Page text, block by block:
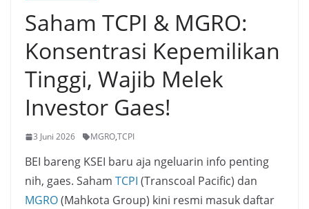
Saham TCPI & MGRO:
Konsentrasi Kepemilikan
Tinggi, Wajib Melek
Investor Gaes!
3 Juni 2026 MGRO,TCPI
BEI bareng KSEI baru aja ngeluarin info penting
nih, gaes. Saham TCPI (Transcoal Pacific) dan
MGRO(Mahkota Group) kini resmi masuk daftar